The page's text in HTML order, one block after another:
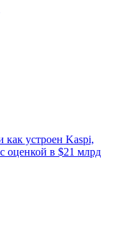
как устроен Kaspi,
оценкой в $21 млрд